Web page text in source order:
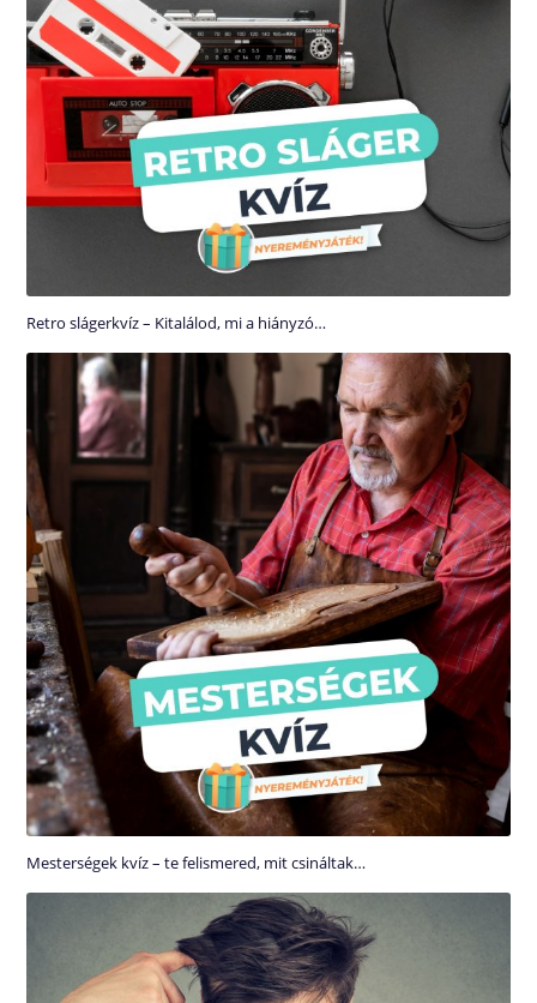
Retro slágerkvíz – Kitalálod, mi a hiányzó…
Mesterségek kvíz – te felismered, mit csináltak…